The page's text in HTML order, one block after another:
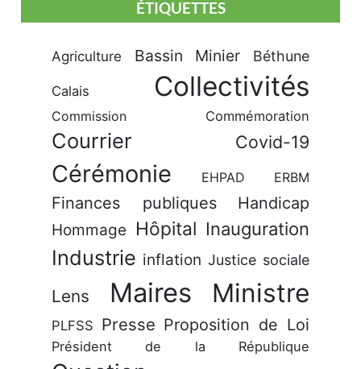
ÉTIQUETTES
Agriculture Bassin Minier Béthune
Calais Collectivités
Commission Commémoration
Courrier Covid-19
Cérémonie EHPAD ERBM
Finances publiques Handicap
Hommage Hôpital Inauguration
Industrie inflation Justice sociale
Lens Maires Ministre
PLFSS Presse Proposition de Loi
Président de la République